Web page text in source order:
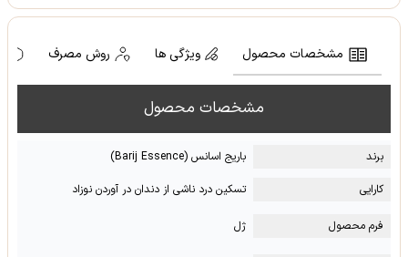
مشخصات محصول ویژگی ها روش مصرف
مشخصات محصول
برند
باریج اسانس (Barij Essence)
کارایی
تسکین درد ناشی از دندان در آوردن نوزاد
فرم محصول ژل